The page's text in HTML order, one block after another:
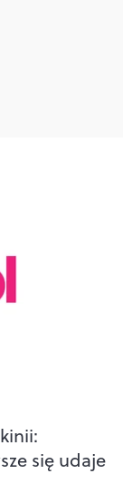
się udaje